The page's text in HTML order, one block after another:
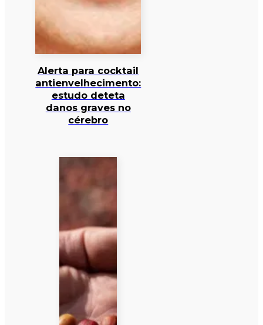
Alerta para cocktail
antienvelhecimento:
estudo deteta
danos graves no
cérebro